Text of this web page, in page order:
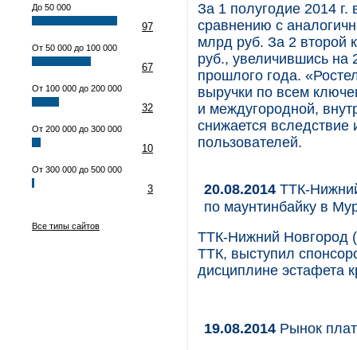
До 50 000
97
От 50 000 до 100 000
67
От 100 000 до 200 000
32
От 200 000 до 300 000
10
От 300 000 до 500 000
3
Все типы сайтов
За 1 полугодие 2014
сравнению с
млрд руб. За 2 второй
руб., увеличившись
прошлого года.
выручки по всем
и междугородной,
снижается вследствие
пользователей.
20.08.2014 ТТК-
по маунтинбайку в
ТТК-Нижний Новгород
ТТК, выступил
дисциплине эстафета
19.08.2014 Рынок